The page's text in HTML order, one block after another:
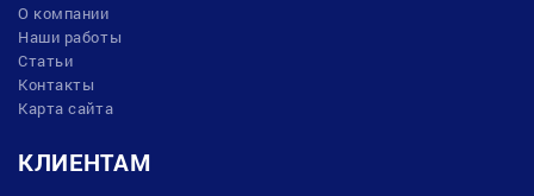
О компании
Наши работы
Статьи
Контакты
Карта сайта
КЛИЕНТАМ